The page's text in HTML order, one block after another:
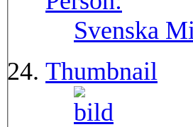
Svenska
Thumbnail